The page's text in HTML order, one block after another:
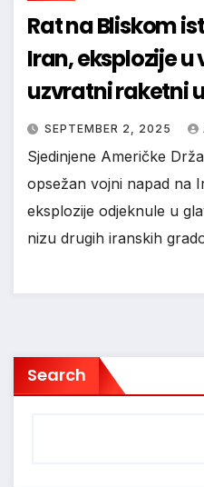
Rat na Bliskom
Iran, eksplozije
uzvratni raketni
SEPTEMBER 2, 2025
Sjedinjene Američke
opsežan vojni napad na
eksplozije odjeknule u
nizu drugih iranskih
Search